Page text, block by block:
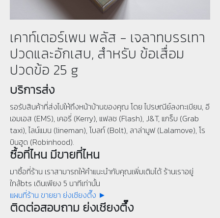
เคาท์เตอร์เพน พลัส - เจลาทบรรเทา
ปวดและอักเสบ, สำหรับ ข้อเสื่อม
ปวดข้อ 25 g
บริการส่ง
รอรับสินค้าที่ส่งไปให้ถึงหน้าบ้านของคุณ โดย ไปรษณีย์ลงทะเบียน, อี
เอมเอส (EMS), เคอรี่ (Kerry), แฟลช (Flash), J&T, แกร็บ (Grab
taxi), ไลน์แมน (lineman), โบลท์ (Bolt), ลาล่ามูฟ (Lalamove), โร
บินฮูด (Robinhood).
ซื้อที่ไหน มีขายที่ไหน
มาซื้อที่ร้าน เราสามารถให้คำแนะนำกับคุณเพิ่มเติมได้ ร้านเราอยู่
ใกล้bts เดินเพียง 5 นาทีเท่านั้น
แผนที่ร้าน ขายยา ย่งเชียงตึ๊ง ►
ติดต่อสอบถาม ย่งเชียงตึ๊ง